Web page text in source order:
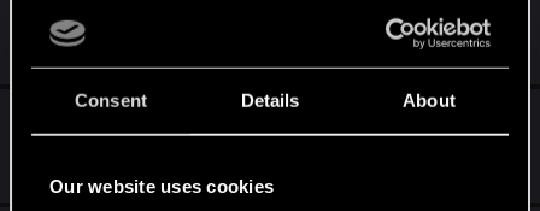
Consent Details About
Our website uses cookies
May 20, 2021